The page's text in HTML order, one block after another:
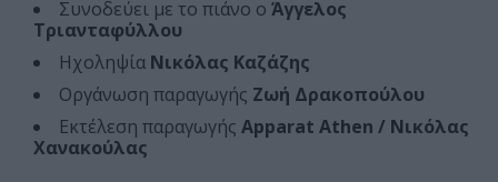
Συνοδεύει με το πιάνο ο Άγγελος
Τριανταφύλλου
Ηχοληψία Νικόλας Καζάζης
Οργάνωση παραγωγής Ζωή Δρακοπούλου
Εκτέλεση παραγωγής Apparat Athen / Νικόλας
Χανακούλας